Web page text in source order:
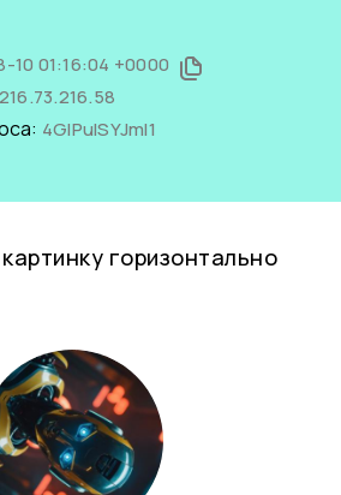
10 01:16:04 +0000
216.73.216.58
4GIPulSYJmI1
горизонтально